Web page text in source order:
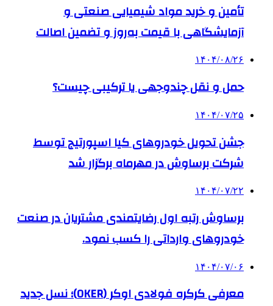
تأمین و خرید مواد شیمیایی صنعتی و
آزمایشگاهی با قیمت به‌روز و تضمین اصالت
۱۴۰۴/۰۸/۲۶
حمل و نقل چندوجهی یا ترکیبی چیست؟
۱۴۰۴/۰۷/۲۵
جشن تحویل خودروهای کیا اسپورتیج توسط
شرکت برساوش در مهرماه برگزار شد
۱۴۰۴/۰۷/۲۲
برساوش رتبه اول رضایتمندی مشتریان در صنعت
خودروهای وارداتی را کسب نمود.
۱۴۰۴/۰۷/۰۶
معرفی کرکره فولادی اوکر (OKER)؛ نسل جدید